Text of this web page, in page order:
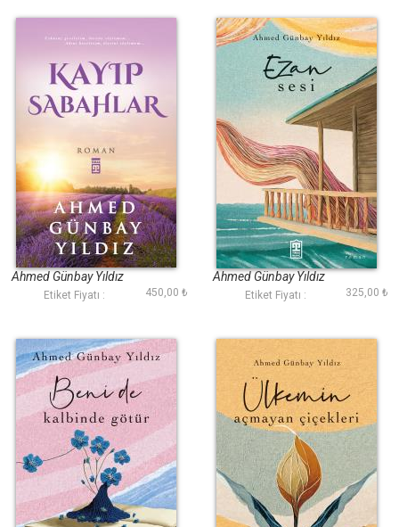
Kayıp Sabahlar
Ahmed Günbay Yıldız
Etiket Fiyatı : 450,00 ₺
Ezan Sesi
Ahmed Günbay Yıldız
Etiket Fiyatı : 325,00 ₺